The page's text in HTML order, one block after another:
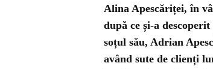
Alina Apescăriței, în
după ce și-a
soțul său, Adrian
având sute de clienți